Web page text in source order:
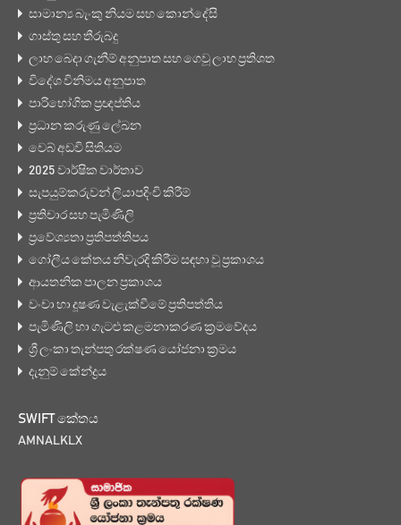
සාමාන්‍ය බැංකු නියම සහ කොන්දේසි
ගාස්තු සහ තීරුබදු
ලාභ බෙදා ගැනීම් අනුපාත සහ ගෙවූ ලාභ ප්‍රතිශත
විදේශ විනිමය අනුපාත
පාරිභෝගික ප්‍රඥප්තිය
ප්‍රධාන කරුණු ලේඛන
වෙබ් අඩවි සිතියම
2025 වාර්ෂික වාර්තාව
සැපයුම්කරුවන් ලියාපදිංචි කිරීම්
ප්‍රතිචාර සහ පැමිණිලි
ප්‍රවේශ්‍යතා ප්‍රතිපත්තිපය
ගෝලීය කේතය නිවැරදි කිරීම සඳහා වූ ප්‍රකාශය
ආයතනික පාලන ප්‍රකාශය
වංචා හා දූෂණ වැළැක්වීමේ ප්‍රතිපත්තිය
පැමිණිලි හා ගැටළු කළමනාකරණ ක්‍රමවේදය
ශ්‍රී ලංකා තැන්පතු රක්ෂණ යෝජනා ක්‍රමය
දැනුම් කේන්ද්‍රය
SWIFT කේතය
AMNALKLX